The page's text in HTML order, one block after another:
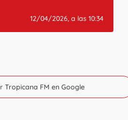
12/04/2026, a las 10:34
Tropicana FM en Google